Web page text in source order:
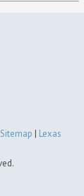
Sitemap | Lexas